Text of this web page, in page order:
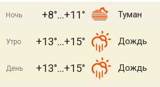
Ночь +8° +11° Туман
Утро +13° +15° Дождь
День +13° +15° Дождь